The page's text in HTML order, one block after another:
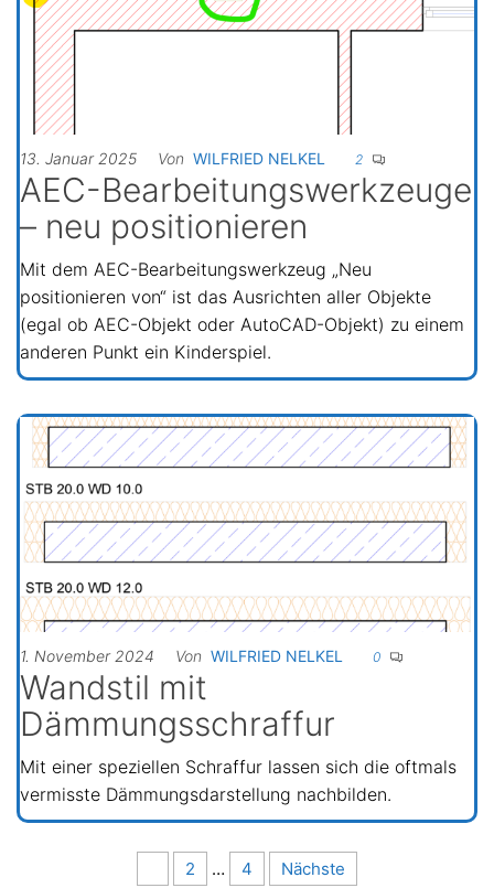
13. Januar 2025 Von WILFRIED NELKEL 2
AEC-Bearbeitungswerkzeuge
– neu positionieren
Mit dem AEC-Bearbeitungswerkzeug „Neu
positionieren von“ ist das Ausrichten aller Objekte
(egal ob AEC-Objekt oder AutoCAD-Objekt) zu einem
anderen Punkt ein Kinderspiel.
1. November 2024 Von WILFRIED NELKEL 0
Wandstil mit
Dämmungsschraffur
Mit einer speziellen Schraffur lassen sich die oftmals
vermisste Dämmungsdarstellung nachbilden.
Seitennummerierung
2 … 4
Nächste